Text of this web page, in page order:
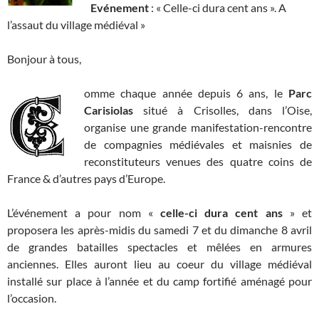
Evénement : « Celle-ci dura cent ans ». A
l’assaut du village médiéval »
Bonjour à tous,
omme chaque année depuis 6 ans, le Parc
Carisiolas situé à Crisolles, dans l’Oise,
organise une grande manifestation-rencontre
de compagnies médiévales et maisnies de
reconstituteurs venues des quatre coins de
France & d’autres pays d’Europe.
L’événement a pour nom « celle-ci dura cent ans» et
proposera les après-midis du samedi 7 et du dimanche 8 avril
de grandes batailles spectacles et mêlées en armures
anciennes. Elles auront lieu au coeur du village médiéval
installé sur place à l’année et du camp fortifié aménagé pour
l’occasion.